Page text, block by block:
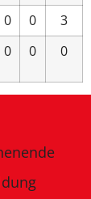
0 0
3
0 0 0